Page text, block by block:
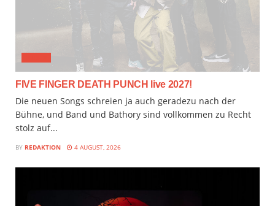
FIVE FINGER DEATH PUNCH live 2027!
Die neuen Songs schreien ja auch geradezu nach der
Bühne, und Band und Bathory sind vollkommen zu Recht
stolz auf...
BY REDAKTION 4 AUGUST, 2026